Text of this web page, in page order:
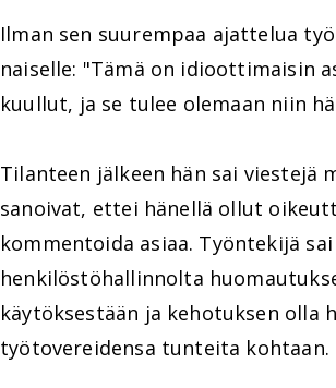
Ilman sen suurempaa ajattelua
naiselle: "Tämä on idioottimaisin
kuullut, ja se tulee olemaan niin
Tilanteen jälkeen hän sai viestejä
sanoivat, ettei hänellä ollut
kommentoida asiaa. Työntekijä sai
henkilöstöhallinnolta
käytöksestään ja kehotuksen olla
työtovereidensa tunteita kohtaan.